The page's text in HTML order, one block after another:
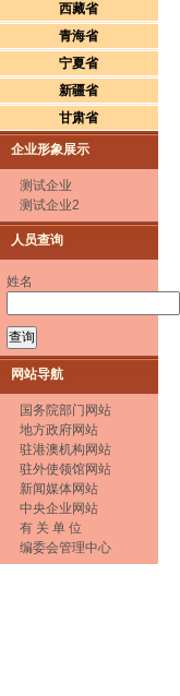
西藏省
青海省
宁夏省
新疆省
甘肃省
企业形象展示
测试企业
测试企业2
人员查询
姓名
网站导航
国务院部门网站
地方政府网站
驻港澳机构网站
驻外使领馆网站
新闻媒体网站
中央企业网站
有 关 单 位
编委会管理中心